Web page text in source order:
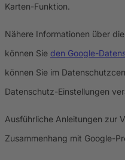
Karten-Funktion.
Nähere Informationen über
können Sie den Google-
können Sie im
Datenschutz-Einstellungen
Ausführliche Anleitungen zur
Zusammenhang mit Google-